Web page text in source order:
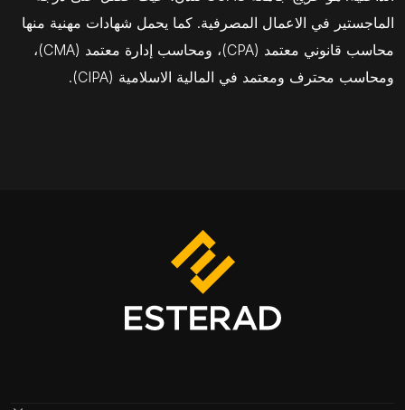
الماجستير في الاعمال المصرفية. كما يحمل شهادات مهنية منها
محاسب قانوني معتمد (CPA)، ومحاسب إدارة معتمد (CMA)،
ومحاسب محترف ومعتمد في المالية الاسلامية (CIPA).